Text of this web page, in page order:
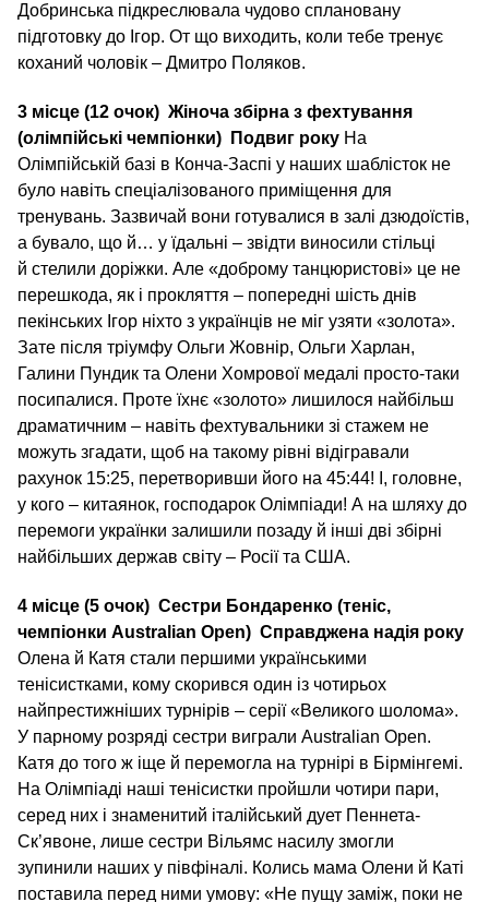
Добринська підкреслювала чудово сплановану
підготовку до Ігор. От що виходить, коли тебе тренує
коханий чоловік – Дмитро Поляков.
3 місце (12 очок) Жіноча збірна з фехтування
(олімпійські чемпіонки)
Подвиг року На
Олімпійській базі в Конча-Заспі у наших шаблісток не
було навіть спеціалізованого приміщення для
тренувань. Зазвичай вони готувалися в залі дзюдоїстів,
а бувало, що й… у їдальні – звідти виносили стільці
й стелили доріжки. Але «доброму танцюристові» це не
перешкода, як і прокляття – попередні шість днів
пекінських Ігор ніхто з українців не міг узяти «золота».
Зате після тріумфу Ольги Жовнір, Ольги Харлан,
Галини Пундик та Олени Хомрової медалі просто-таки
посипалися. Проте їхнє «золото» лишилося найбільш
драматичним – навіть фехтувальники зі стажем не
можуть згадати, щоб на такому рівні відігравали
рахунок 15:25, перетворивши його на 45:44! І, головне,
у кого – китаянок, господарок Олімпіади! А на шляху до
перемоги українки залишили позаду й інші дві збірні
найбільших держав світу – Росії та США.
4 місце (5 очок) Сестри Бондаренко (теніс,
чемпіонки Australian Open) Справджена надія року
Олена й Катя стали першими українськими
тенісистками, кому скорився один із чотирьох
найпрестижніших турнірів – серії «Великого шолома».
У парному розряді сестри виграли Australian Open.
Катя до того ж іще й перемогла на турнірі в Бірмінгемі.
На Олімпіаді наші тенісистки пройшли чотири пари,
серед них і знаменитий італійський дует Пеннета-
Ск’явоне, лише сестри Вільямс насилу змогли
зупинили наших у півфіналі. Колись мама Олени й Каті
поставила перед ними умову: «Не пущу заміж, поки не